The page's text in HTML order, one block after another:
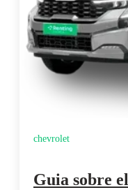
chevrolet
Guia sobre